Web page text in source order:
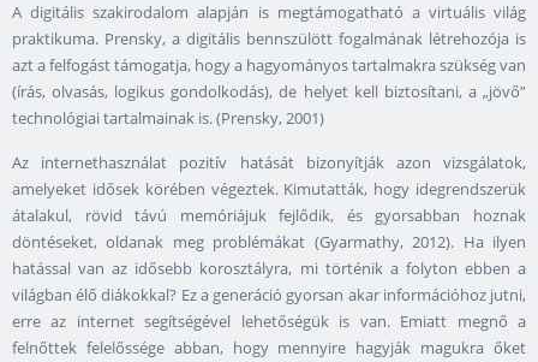
A digitális szakirodalom alapján is megtámogatható a virtuális világ
praktikuma. Prensky, a digitális bennszülött fogalmának létrehozója is
azt a felfogást támogatja, hogy a hagyományos tartalmakra szükség van
(írás, olvasás, logikus gondolkodás), de helyet kell biztosítani, a „jövő”
technológiai tartalmainak is. (Prensky, 2001)
Az internethasználat pozitív hatását bizonyítják azon vizsgálatok,
amelyeket idősek körében végeztek. Kimutatták, hogy idegrendszerük
átalakul, rövid távú memóriájuk fejlődik, és gyorsabban hoznak
döntéseket, oldanak meg problémákat (Gyarmathy, 2012). Ha ilyen
hatással van az idősebb korosztályra, mi történik a folyton ebben a
világban élő diákokkal? Ez a generáció gyorsan akar információhoz jutni,
erre az internet segítségével lehetőségük is van. Emiatt megnő a
felnőttek felelőssége abban, hogy mennyire hagyják magukra őket